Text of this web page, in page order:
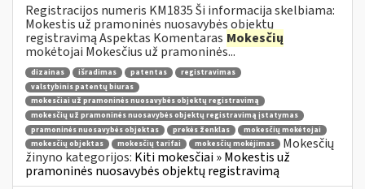
Registracijos numeris KM1835 Ši informacija skelbiama:
Mokestis už pramoninės nuosavybės objektų
registravimą Aspektas Komentaras Mokesčių
mokėtojai Mokesčius už pramoninės...
dizainas išradimas patentas
registravimas
valstybinis patentų biuras
mokesčiai už pramoninės nuosavybės objektų registravimą
mokesčių už pramoninės nuosavybės objektų registravimą įstatymas
pramoninės nuosavybės objektas
prekės ženklas
mokesčių mokėtojai
mokesčių objektas
mokesčių tarifai mokesčių mokėjimas
Mokesčių
žinyno kategorijos: Kiti mokesčiai » Mokestis už
pramoninės nuosavybės objektų registravimą